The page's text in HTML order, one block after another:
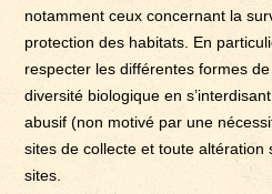
notamment ceux concernant la
protection des habitats. En
respecter les différentes formes
diversité biologique en
abusif (non motivé par une
sites de collecte et toute altération
sites.